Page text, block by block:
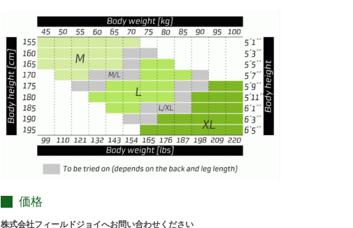
価格
株式会社フィールドジョイへお問い合わせください